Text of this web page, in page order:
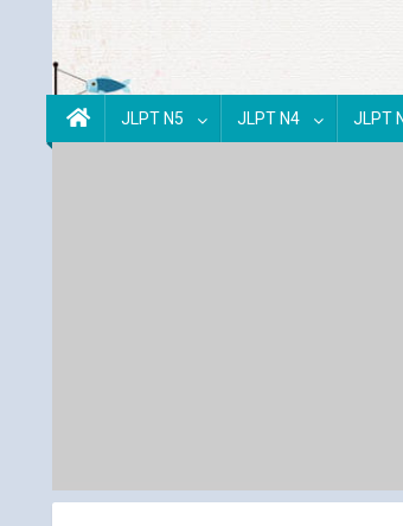
JLPT N5 JLPT N4 JLPT